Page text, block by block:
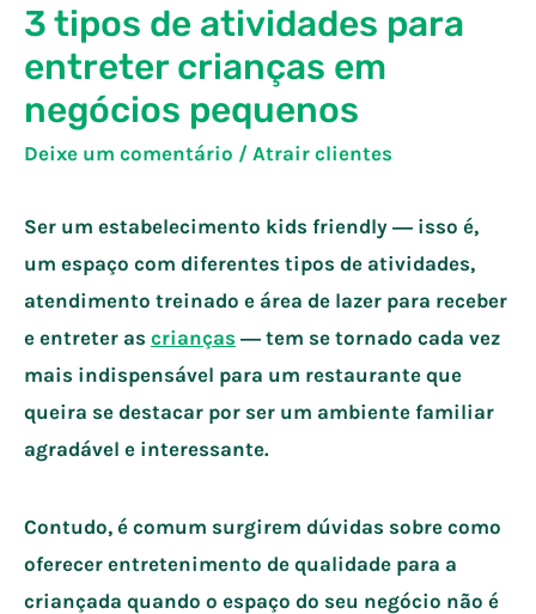
3 tipos de atividades para
entreter crianças em
negócios pequenos
Deixe um comentário / Atrair clientes
Ser um estabelecimento kids friendly ― isso é,
um espaço com diferentes tipos de atividades,
atendimento treinado e área de lazer para receber
e entreter as crianças ― tem se tornado cada vez
mais indispensável para um restaurante que
queira se destacar por ser um ambiente familiar
agradável e interessante.
Contudo, é comum surgirem dúvidas sobre como
oferecer entretenimento de qualidade para a
criançada quando o espaço do seu negócio não é